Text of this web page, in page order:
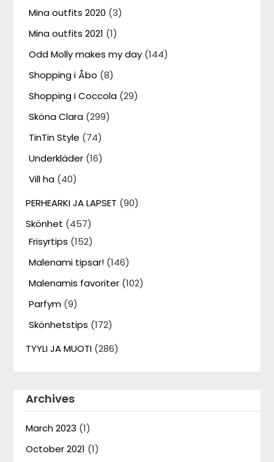
Mina outfits 2020 (3)
Mina outfits 2021 (1)
Odd Molly makes my day (144)
Shopping i Åbo (8)
Shopping i Coccola (29)
Sköna Clara (299)
TinTin Style (74)
Underkläder (16)
Vill ha (40)
PERHEARKI JA LAPSET (90)
Skönhet (457)
Frisyrtips (152)
Malenami tipsar! (146)
Malenamis favoriter (102)
Parfym (9)
Skönhetstips (172)
TYYLI JA MUOTI (286)
Archives
March 2023 (1)
October 2021 (1)